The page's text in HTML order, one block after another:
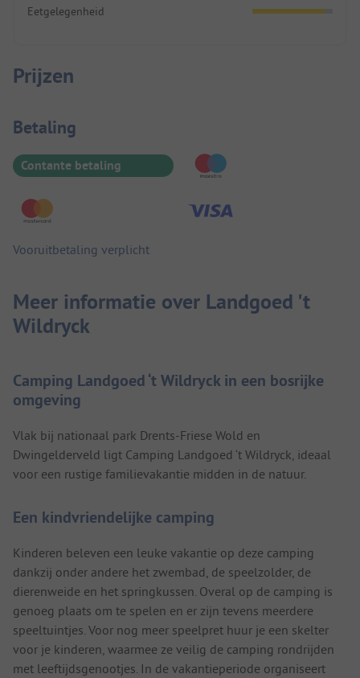
Eetgelegenheid
Prijzen
Betaalinformatie
Betaling
Contante betaling
Vooruitbetaling verplicht
Meer informatie over Landgoed 't
Wildryck
Camping Landgoed ‘t Wildryck in een bosrijke
omgeving
Vlak bij nationaal park Drents-Friese Wold en
Dwingelderveld ligt Camping Landgoed ‘t Wildryck, ideaal
voor een rustige familievakantie midden in de natuur.
Een kindvriendelijke camping
Kinderen beleven een leuke vakantie op deze camping
dankzij onder andere het zwembad, de speelzolder, de
dierenweide en het springkussen. Overal op de camping is
genoeg plaats om te spelen en er zijn tevens meerdere
speeltuintjes. Voor nog meer speelpret huur je een skelter
voor je kinderen, waarmee ze veilig de camping rondrijden
met leeftijdsgenootjes. In de vakantieperiode organiseert